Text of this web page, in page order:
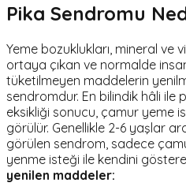
Pika Sendromu
Yeme bozuklukları, mineral ve
ortaya çıkan ve normalde
tüketilmeyen maddelerin
sendromdur. En bilindik hâli ile
eksikliği sonucu, çamur yeme
görülür. Genellikle 2-6 yaşlar
görülen sendrom, sadece
yenme isteği ile kendini
yenilen maddeler: